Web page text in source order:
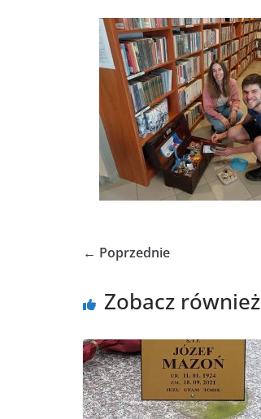
← Poprzednie
Zobacz również